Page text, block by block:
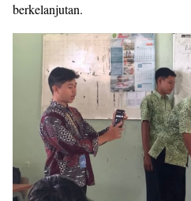
berkelanjutan.